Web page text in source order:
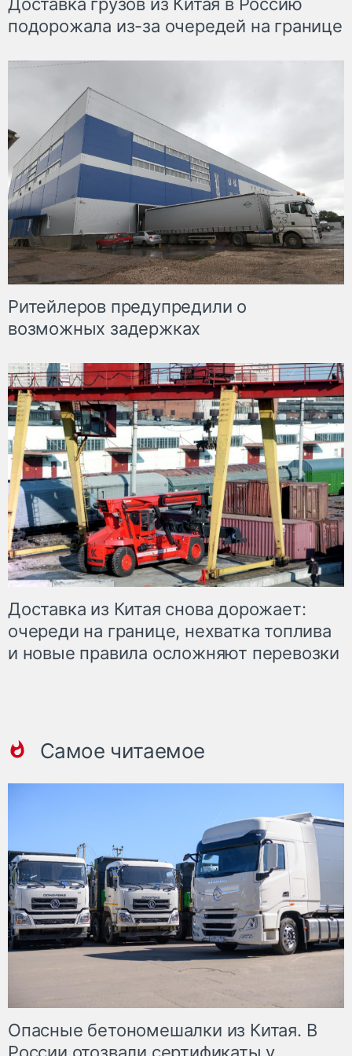
подорожала из-за очередей на границе
Ритейлеров предупредили о
возможных задержках
Доставка из Китая снова дорожает:
очереди на границе, нехватка топлива
и новые правила осложняют перевозки
Самое читаемое
Опасные бетономешалки из Китая. В
России отозвали сертификаты у